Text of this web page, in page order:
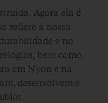
Agora ela é
reflete a nossa
e no
bem como
em Nyon e na
desenvolvem e